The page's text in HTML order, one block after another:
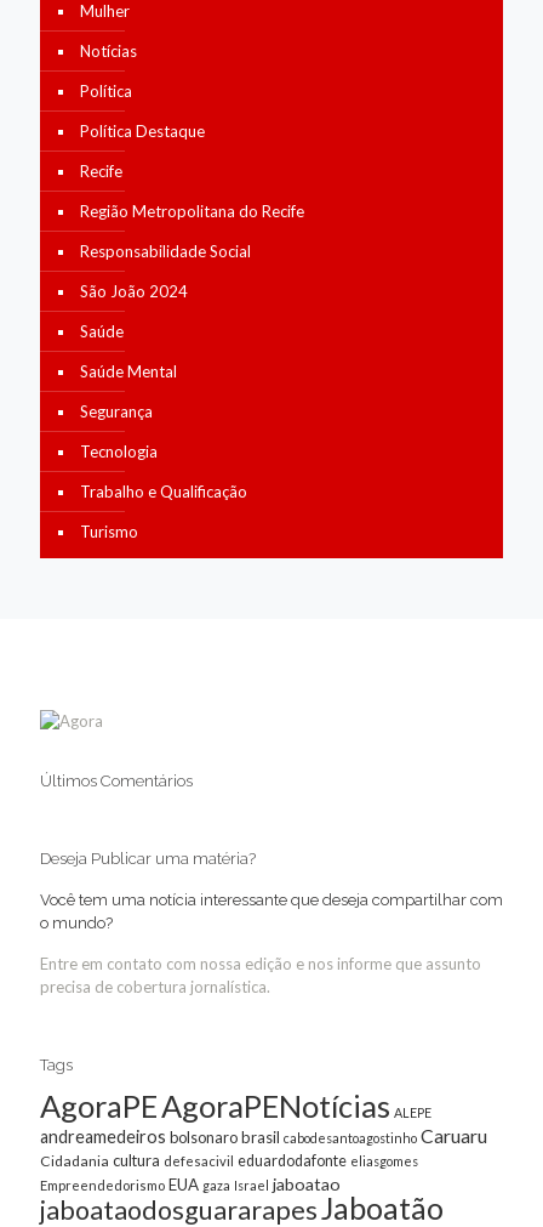
Mulher
Notícias
Política
Política Destaque
Recife
Região Metropolitana do Recife
Responsabilidade Social
São João 2024
Saúde
Saúde Mental
Segurança
Tecnologia
Trabalho e Qualificação
Turismo
Últimos Comentários
Deseja Publicar uma matéria?
Você tem uma notícia interessante que deseja compartilhar com
o mundo?
Entre em contato com nossa edição e nos informe que assunto
precisa de cobertura jornalística.
Tags
AgoraPEAgoraPENotícias ALEPE
andreamedeiros bolsonarobrasil cabodesantoagostinho Caruaru
Cidadania cultura defesacivil eduardodafonte eliasgomes
Empreendedorismo EUA gaza Israel jaboatao
jaboataodosguararapesJaboatão